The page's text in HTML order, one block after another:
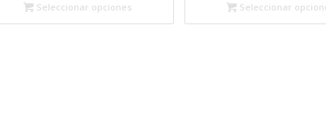
Seleccionar opciones Seleccionar